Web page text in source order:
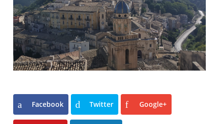
Facebook Twitter Google+